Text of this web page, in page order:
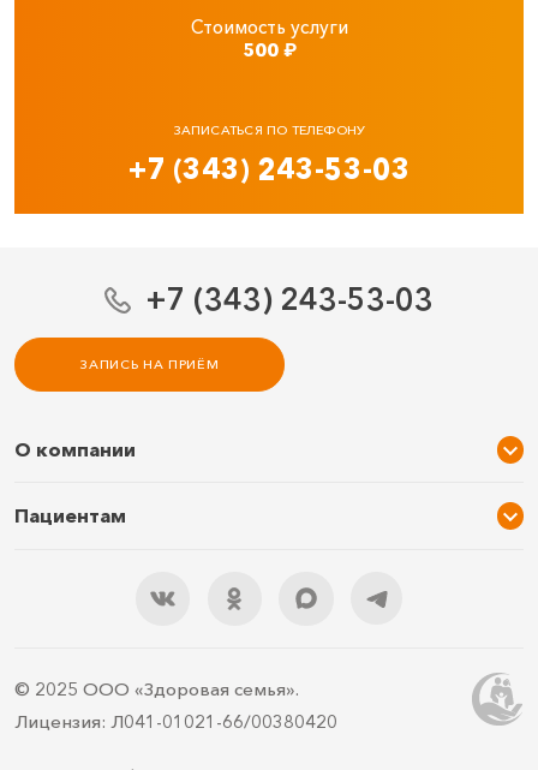
Стоимость услуги
500₽
ЗАПИСАТЬСЯ ПО ТЕЛЕФОНУ
+7 (343) 243-53-03
+7 (343) 243-53-03
ЗАПИСЬ НА ПРИЁМ
О компании
Услуги и цены
Контакты
Пациентам
Подарочный сертификат
Правила подготовки
ДМС
© 2025 ООО «Здоровая семья».
Лицензия: Л041-01021-66/00380420